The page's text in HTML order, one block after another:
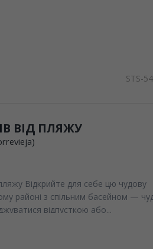
STS-
ВІД ПЛЯЖУ
Відкрийте для себе цю чудову
районі з спільним басейном —
відпусткою або...